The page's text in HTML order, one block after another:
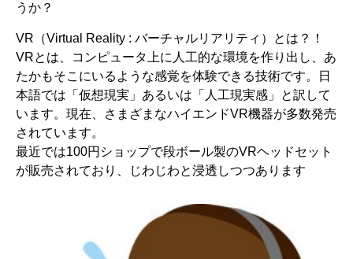
うか？
VR（Virtual Reality : バーチャルリアリティ）とは？！
VRとは、コンピュータ上に人工的な環境を作り出し、あ
たかもそこにいるような感覚を体験できる技術です。日
本語では「仮想現実」あるいは「人工現実感」と訳して
います。現在、さまざまなハイエンドVR機器が多数発売
されています。
最近では100円ショップで段ボール製のVRヘッドセット
が販売されており、じわじわと浸透しつつあります